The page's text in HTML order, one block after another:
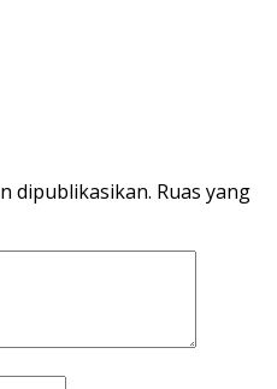
dipublikasikan. Ruas yang